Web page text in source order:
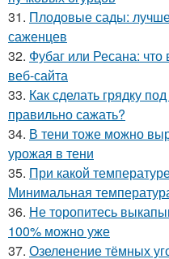
31. Плодовые сады:
саженцев
32. Фубаг или Ресана: что
веб-сайта
33. Как сделать грядку
правильно сажать?
34. В тени тоже можно
урожая в тени
35. При какой
Минимальная
36. Не торопитесь
100% можно уже
37. Озеленение тёмных